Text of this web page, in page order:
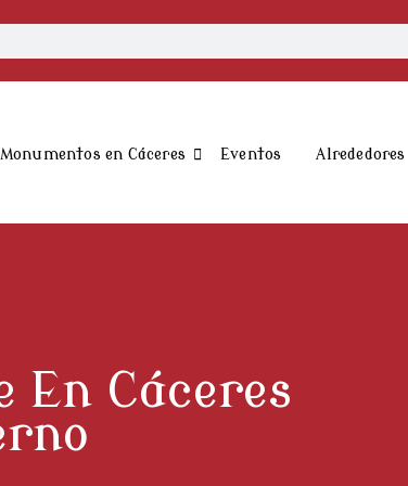
Monumentos en Cáceres Eventos Alrededores
En Cáceres